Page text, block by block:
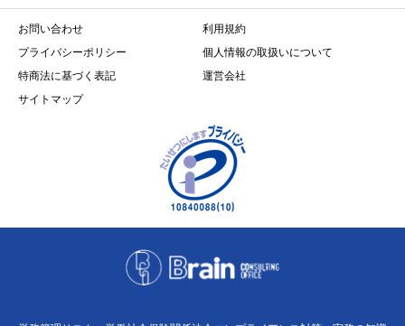
お問い合わせ
利用規約
プライバシーポリシー
個人情報の取扱いについて
特商法に基づく表記
運営会社
サイトマップ